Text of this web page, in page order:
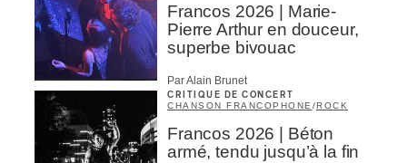
Francos 2026 | Marie-
Pierre Arthur en douceur,
superbe bivouac
Par Alain Brunet
CRITIQUE DE CONCERT
CHANSON FRANCOPHONE /ROCK
Francos 2026 | Béton
armé, tendu jusqu’à la fin